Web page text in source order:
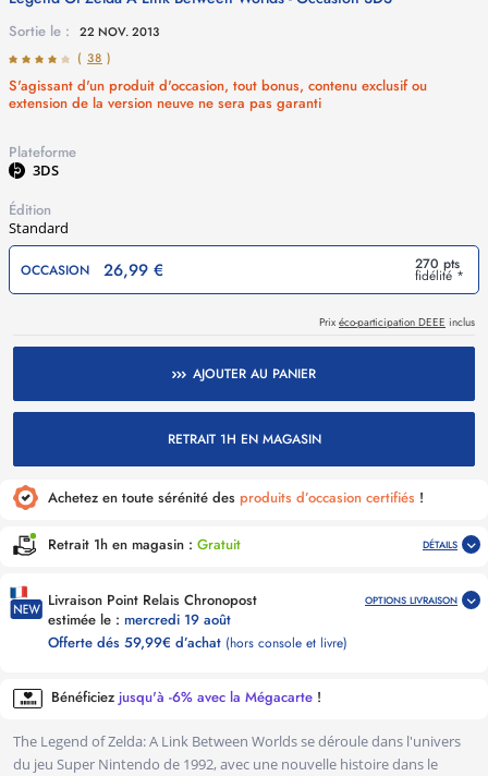
Sortie le :
22 NOV. 2013
( 38 )
S'agissant d'un produit d'occasion, tout bonus, contenu exclusif ou
extension de la version neuve ne sera pas garanti
Plateforme
3DS
Édition
Standard
OCCASION 26,99 € 270 pts
fidélité *
Prix éco-participation DEEE inclus
AJOUTER AU PANIER
RETRAIT 1H EN MAGASIN
Achetez en toute sérénité des produits d’occasion certifiés !
Retrait 1h en magasin : Gratuit DÉTAILS
Livraison Point Relais Chronopost
estimée le : mercredi 19 août
Offerte dés 59,99€ d’achat (hors console et livre)
OPTIONS LIVRAISON
Bénéficiez jusqu'à -6% avec la Mégacarte !
The Legend of Zelda: A Link Between Worlds se déroule dans l'univers
du jeu Super Nintendo de 1992, avec une nouvelle histoire dans le